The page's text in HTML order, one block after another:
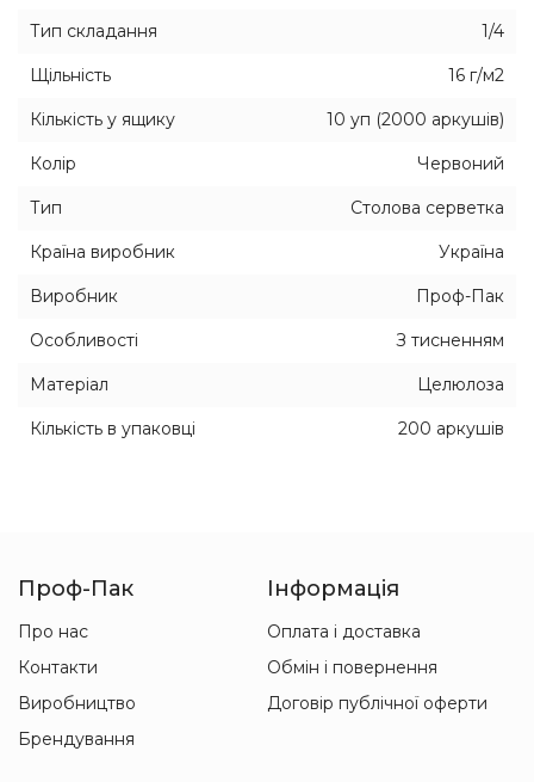
Тип складання 1/4
Щільність 16 г/м2
Кількість у ящику 10 уп (2000 аркушів)
Колір Червоний
Тип Столова серветка
Країна виробник Україна
Виробник Проф-Пак
Особливості З тисненням
Матеріал Целюлоза
Кількість в упаковці 200 аркушів
Проф-Пак
Про нас
Контакти
Виробництво
Брендування
Інформація
Оплата і доставка
Обмін і повернення
Договір публічної оферти